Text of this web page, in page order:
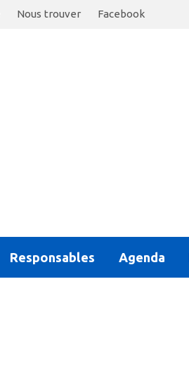
Nous trouver Facebook
Responsables Agenda